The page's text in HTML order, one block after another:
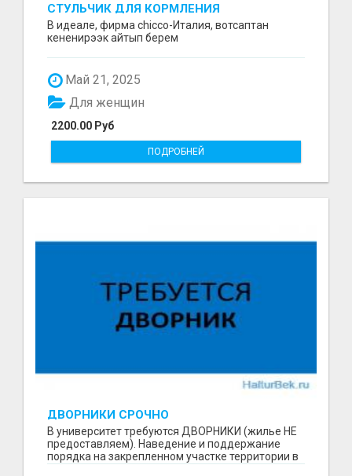
СТУЛЬЧИК ДЛЯ КОРМЛЕНИЯ
В идеале, фирма chicco-Италия, вотсаптан
кененирээк айтып берем
Май 21, 2025
2200.00 Руб
Для женщин
ПОДРОБНЕЙ
ДВОРНИКИ СРОЧНО
В университет требуются ДВОРНИКИ (жилье НЕ
предоставляем). Наведение и поддержание
порядка на закрепленном участке территории в
составе бриг...